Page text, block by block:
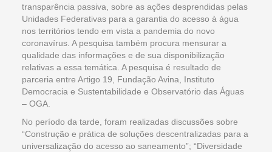
transparência passiva, sobre as ações desprendidas pelas
Unidades Federativas para a garantia do acesso à água
nos territórios tendo em vista a pandemia do novo
coronavírus. A pesquisa também procura mensurar a
qualidade das informações e de sua disponibilização
relativas a essa temática. A pesquisa é resultado de
parceria entre Artigo 19, Fundação Avina, Instituto
Democracia e Sustentabilidade e Observatório das Águas
– OGA.
No período da tarde, foram realizadas discussões sobre
“Construção e prática de soluções descentralizadas para a
universalização do acesso ao saneamento”; “Diversidade